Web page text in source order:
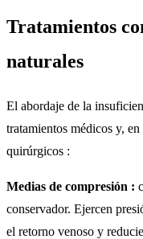
Tratamientos
naturales
El abordaje de la
tratamientos médicos y,
quirúrgicos :
Medias de compresión :
conservador. Ejercen
el retorno venoso y